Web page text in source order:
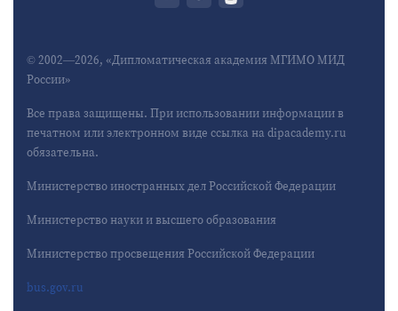
© 2002—2026, «Дипломатическая академия МГИМО МИД
России»
Все права защищены. При использовании информации в
печатном или электронном виде ссылка на dipacademy.ru
обязательна.
Министерство иностранных дел Российской Федерации
Министерство науки и высшего образования
Министерство просвещения Российской Федерации
bus.gov.ru